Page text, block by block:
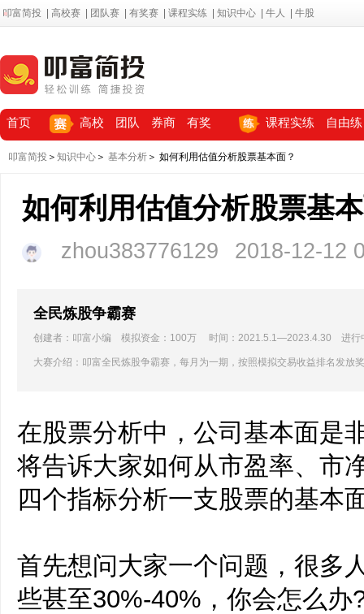
叩富简投 高校赛 团队赛 有奖赛 课程实练 知识中心 牛人 牛股
首页 高校 团队 券商 有奖 课程实练 自由练
叩富简投 ＞ 知识中心 ＞ 基本分析 ＞ 如何利用估值分析股票基本面？
如何利用估值分析股票基
zhou383776129 2018-12-12
全民炼股争霸赛
创建者：叩富小编 模拟资金：100万 时间：2021.5.1—2023.4.30 进行
大赛介绍：叩富全民炼股争霸赛，每月为一期，按照模拟交易收益排名发放
在股票分析中，公司基本面是
将告诉大家如何从市盈率、市
四个指标分析一支股票的基本
首先想问大家一个问题，很多
些甚至30%-40%，你会怎么办